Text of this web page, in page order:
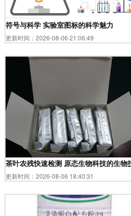
胨生产工艺与应用
符号与科学 实验室图标的科学魅力
更新时间：2026-08-06 21:06:49
过青岛市互联网工业555项目认定
茶叶农残快速检测 原态生物科技的生物
更新时间：2026-08-06 18:40:31